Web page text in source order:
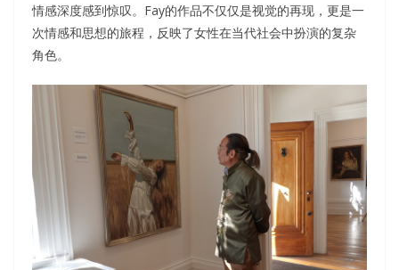
情感深度感到惊叹。Fay的作品不仅仅是视觉的再现，更是一
次情感和思想的旅程，反映了女性在当代社会中扮演的复杂
角色。